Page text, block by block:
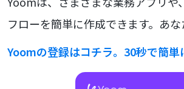
フローを簡単に作成できます。あ
Yoomの登録はコチラ。30秒で簡単